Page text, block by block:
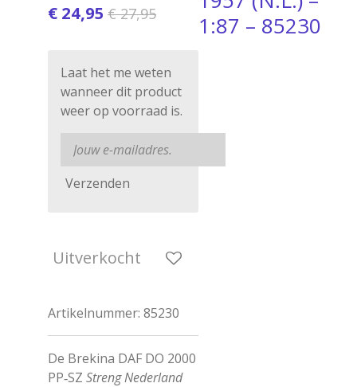
1:87 – 85230
€ 24,95 € 27,95
Laat het me weten
wanneer dit product
weer op voorraad is.
Verzenden
Uitverkocht
Artikelnummer: 85230
De Brekina DAF DO 2000
PP‑SZ Streng Nederland